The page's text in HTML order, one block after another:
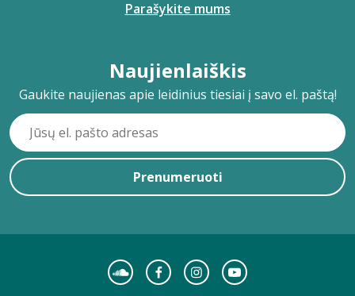
Parašykite mums
Naujienlaiškis
Gaukite naujienas apie leidinius tiesiai į savo el. paštą!
Prenumeruoti